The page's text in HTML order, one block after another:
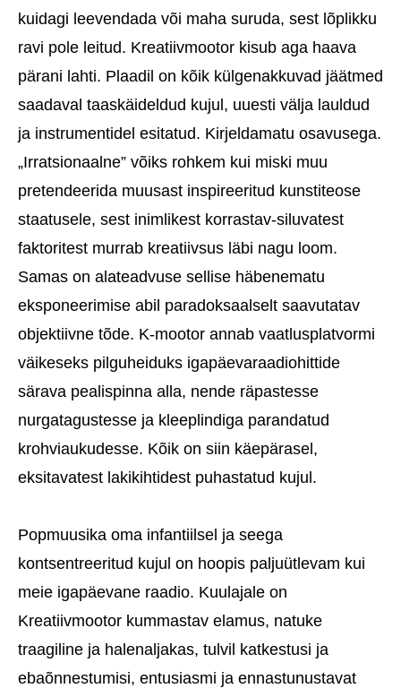
kuidagi leevendada või maha suruda, sest lõplikku
ravi pole leitud. Kreatiivmootor kisub aga haava
pärani lahti. Plaadil on kõik külgenakkuvad jäätmed
saadaval taaskäideldud kujul, uuesti välja lauldud
ja instrumentidel esitatud. Kirjeldamatu osavusega.
„Irratsionaalne” võiks rohkem kui miski muu
pretendeerida muusast inspireeritud kunstiteose
staatusele, sest inimlikest korrastav-siluvatest
faktoritest murrab kreatiivsus läbi nagu loom.
Samas on alateadvuse sellise häbenematu
eksponeerimise abil paradoksaalselt saavutatav
objektiivne tõde. K-mootor annab vaatlusplatvormi
väikeseks pilguheiduks igapäevaraadiohittide
särava pealispinna alla, nende räpastesse
nurgatagustesse ja kleeplindiga parandatud
krohviaukudesse. Kõik on siin käepärasel,
eksitavatest lakikihtidest puhastatud kujul.
Popmuusika oma infantiilsel ja seega
kontsentreeritud kujul on hoopis paljuütlevam kui
meie igapäevane raadio. Kuulajale on
Kreatiivmootor kummastav elamus, natuke
traagiline ja halenaljakas, tulvil katkestusi ja
ebaõnnestumisi, entusiasmi ja ennastunustavat